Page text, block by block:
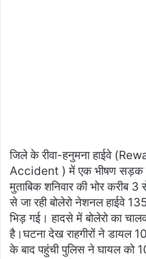
जिले के रीवा-हनुमना हाईवे
Accident ) में एक भीषण सड़क
मुताबिक शनिवार की भोर करीब
से जा रही बोलेरो नेशनल हाईवे
भिड़ गई। हादसे में बोलेरो का
है।घटना देख राहगीरों ने डायल
के बाद पहुंची पुलिस ने घायल